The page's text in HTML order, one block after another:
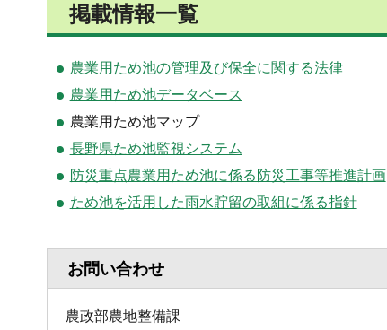
掲載情報一覧
農業用ため池の管理及び保全に関する法律
農業用ため池データベース
農業用ため池マップ
長野県ため池監視システム
防災重点農業用ため池に係る防災工事等推進計画
ため池を活用した雨水貯留の取組に係る指針
お問い合わせ
農政部農地整備課